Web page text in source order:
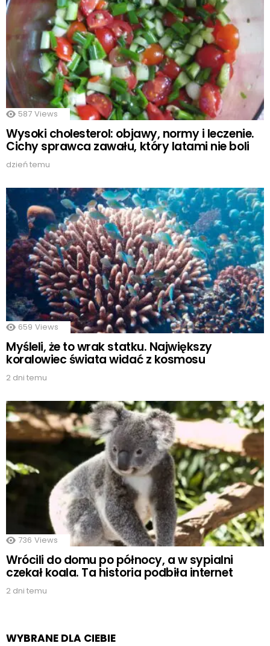
587 Views
Wysoki cholesterol: objawy, normy i leczenie.
Cichy sprawca zawału, który latami nie boli
dzień temu
659 Views
Myśleli, że to wrak statku. Największy
koralowiec świata widać z kosmosu
2 dni temu
736 Views
Wrócili do domu po północy, a w sypialni
czekał koala. Ta historia podbiła internet
2 dni temu
WYBRANE DLA CIEBIE